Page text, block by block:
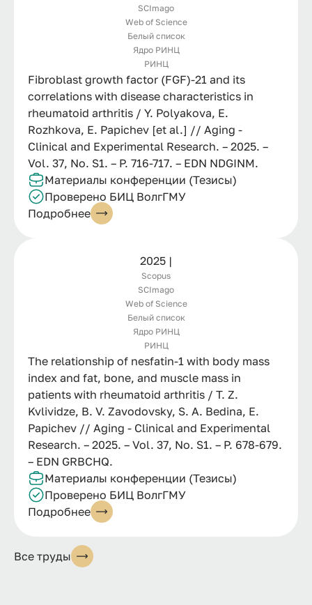
SCImago
Web of Science
Белый список
Ядро РИНЦ
РИНЦ
Fibroblast growth factor (FGF)-21 and its
correlations with disease characteristics in
rheumatoid arthritis / Y. Polyakova, E.
Rozhkova, E. Papichev [et al.] // Aging -
Clinical and Experimental Research. – 2025. –
Vol. 37, No. S1. – P. 716-717. – EDN NDGINM.
Материалы конференции (Тезисы)
Проверено БИЦ ВолгГМУ
Подробнее
2025 |
Scopus
SCImago
Web of Science
Белый список
Ядро РИНЦ
РИНЦ
The relationship of nesfatin-1 with body mass
index and fat, bone, and muscle mass in
patients with rheumatoid arthritis / T. Z.
Kvlividze, B. V. Zavodovsky, S. A. Bedina, E.
Papichev // Aging - Clinical and Experimental
Research. – 2025. – Vol. 37, No. S1. – P. 678-679.
– EDN GRBCHQ.
Материалы конференции (Тезисы)
Проверено БИЦ ВолгГМУ
Подробнее
Все труды